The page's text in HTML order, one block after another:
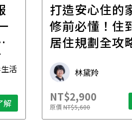
活
解
打造安心住的
修前必懂！住
居住規劃全攻
林黛羚
NT$2,900
原價NT$5,600